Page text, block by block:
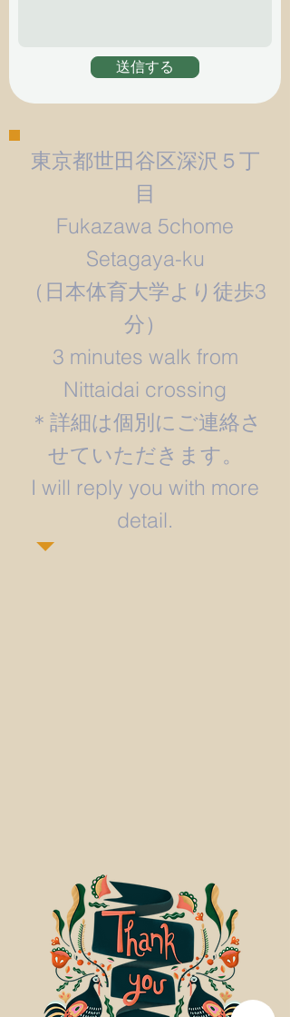
送信する
東京都世田谷区深沢５丁
目
Fukazawa 5chome
Setagaya-ku
​（日本体育大学より徒歩3
分）
3 minutes walk from
Nittaidai crossing
＊詳細は個別にご連絡さ
せていただきます。
​I will reply you with more
detail.